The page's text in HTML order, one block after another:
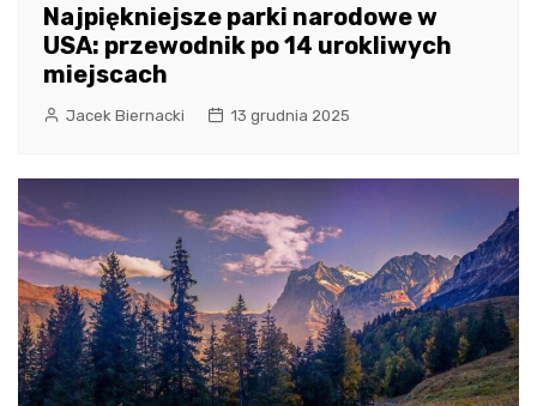
Najpiękniejsze parki narodowe w
USA: przewodnik po 14 urokliwych
miejscach
Jacek Biernacki 13 grudnia 2025